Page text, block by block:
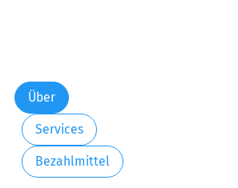
Über
Services
Bezahlmittel